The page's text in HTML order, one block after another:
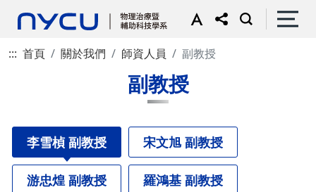
::: 首頁 關於我們 師資人員 副教授
副教授
李雪楨 副教授 宋文旭 副教授
游忠煌 副教授 羅鴻基 副教授